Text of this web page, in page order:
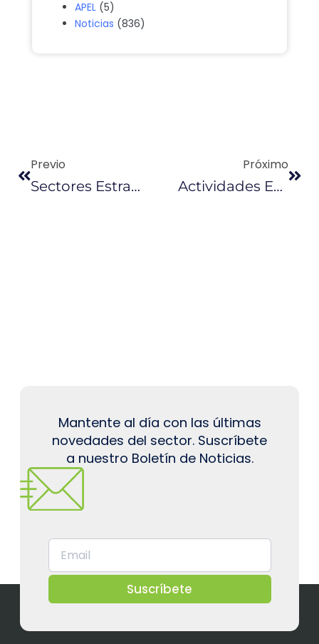
APEL (5)
Noticias (836)
Previo
Sectores Estratégicos Operan Al 100%
Próximo
Actividades En El Puerto De Manta Se Desarrollan Con Normalidad
Mantente al día con las últimas
novedades del sector. Suscríbete
a nuestro Boletín de Noticias.
Suscríbete